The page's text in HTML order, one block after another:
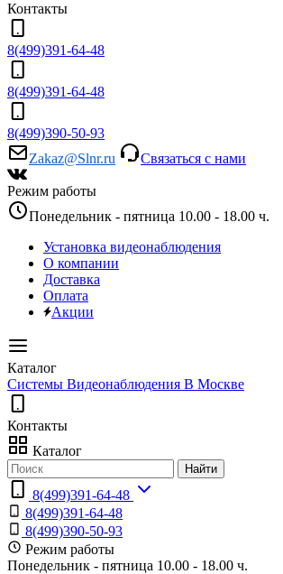
Контакты
8(499)391-64-48
8(499)391-64-48
8(499)390-50-93
Zakaz@Slnr.ru
Связаться с нами
Режим работы
Понедельник - пятница 10.00 - 18.00 ч.
Установка видеонаблюдения
О компании
Доставка
Оплата
Акции
Каталог
Системы Видеонаблюдения В Москве
Контакты
Каталог
Найти
8(499)391-64-48
8(499)391-64-48
8(499)390-50-93
Режим работы
Понедельник - пятница 10.00 - 18.00 ч.